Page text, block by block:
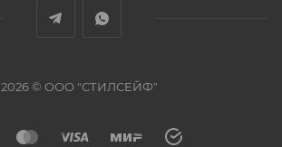
2026 © ООО "СТИЛСЕЙФ"